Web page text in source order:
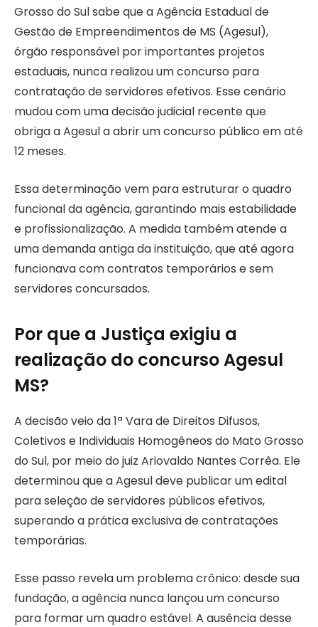
Grosso do Sul sabe que a Agência Estadual de
Gestão de Empreendimentos de MS (Agesul),
órgão responsável por importantes projetos
estaduais, nunca realizou um concurso para
contratação de servidores efetivos. Esse cenário
mudou com uma decisão judicial recente que
obriga a Agesul a abrir um concurso público em até
12 meses.
Essa determinação vem para estruturar o quadro
funcional da agência, garantindo mais estabilidade
e profissionalização. A medida também atende a
uma demanda antiga da instituição, que até agora
funcionava com contratos temporários e sem
servidores concursados.
Por que a Justiça exigiu a
realização do concurso Agesul
MS?
A decisão veio da 1ª Vara de Direitos Difusos,
Coletivos e Individuais Homogêneos do Mato Grosso
do Sul, por meio do juiz Ariovaldo Nantes Corrêa. Ele
determinou que a Agesul deve publicar um edital
para seleção de servidores públicos efetivos,
superando a prática exclusiva de contratações
temporárias.
Esse passo revela um problema crônico: desde sua
fundação, a agência nunca lançou um concurso
para formar um quadro estável. A ausência desse